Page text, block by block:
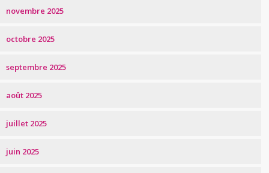
novembre 2025
octobre 2025
septembre 2025
août 2025
juillet 2025
juin 2025